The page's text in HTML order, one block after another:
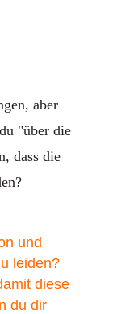
aber
"über die
dass die
und
leiden?
diese
du dir